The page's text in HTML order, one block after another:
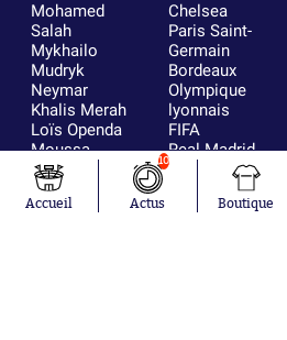
Mohamed
Salah
Mykhailo
Mudryk
Neymar
Khalis Merah
Loïs Openda
Moussa
Niakhaté
Nicolás
Tagliafico
Chelsea
Paris Saint-
Germain
Bordeaux
Olympique
lyonnais
FIFA
Real Madrid
RC Strasbourg
France
Accueil
10
Actus Boutique